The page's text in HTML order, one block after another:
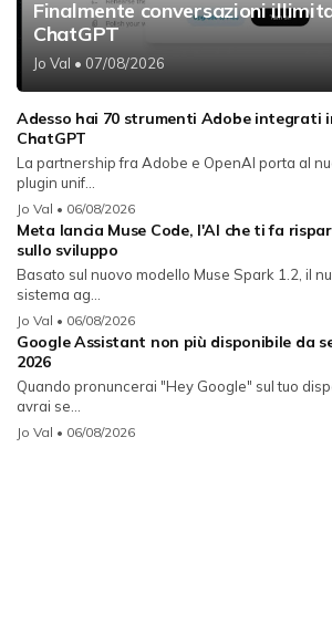
Finalmente conversazioni
ChatGPT
Jo Val • 07/08/2026
Adesso hai 70 strumenti Adobe integrati
ChatGPT
La partnership fra Adobe e OpenAI porta al
plugin unif...
Jo Val • 06/08/2026
Meta lancia Muse Code, l'AI che ti fa
sullo sviluppo
Basato sul nuovo modello Muse Spark 1.2, il
sistema ag...
Jo Val • 06/08/2026
Google Assistant non più disponibile da
2026
Quando pronuncerai "Hey Google" sul tuo
avrai se...
Jo Val • 06/08/2026